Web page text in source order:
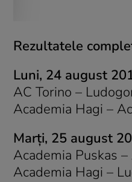
Rezultatele
Luni, 24 august
AC Torino –
Academia Hagi –
Marţi, 25 august
Academia Puskas
Academia Hagi –